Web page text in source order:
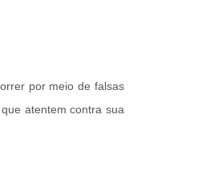
por meio de falsas
atentem contra sua